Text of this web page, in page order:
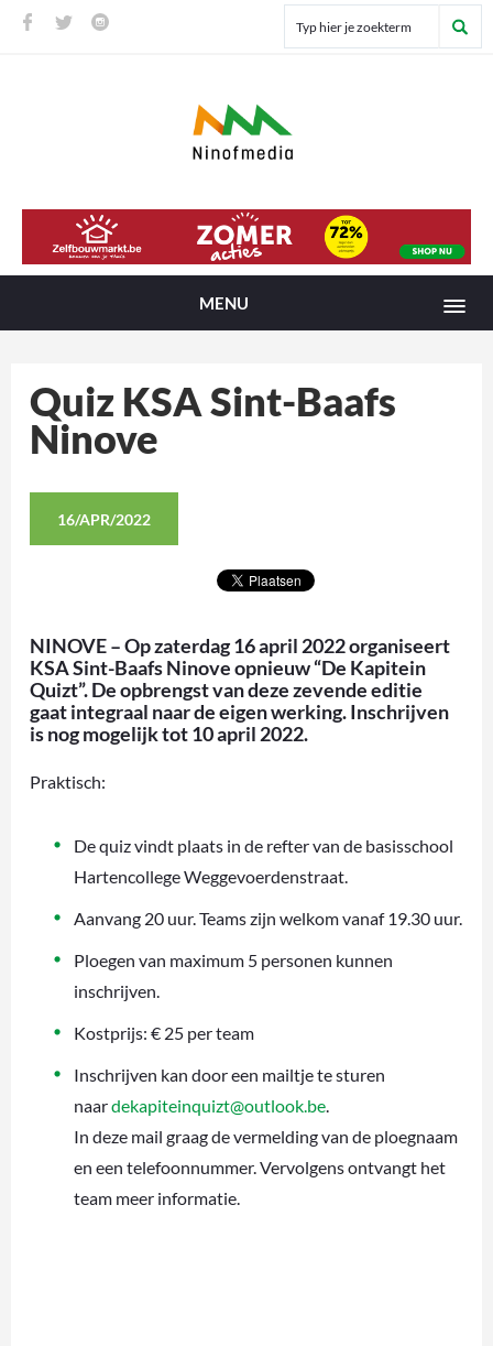
MENU
Quiz KSA Sint-Baafs
Ninove
16/APR/2022
NINOVE – Op zaterdag 16 april 2022 organiseert
KSA Sint-Baafs Ninove opnieuw “De Kapitein
Quizt”. De opbrengst van deze zevende editie
gaat integraal naar de eigen werking. Inschrijven
is nog mogelijk tot 10 april 2022.
Praktisch:
De quiz vindt plaats in de refter van de basisschool
Hartencollege Weggevoerdenstraat.
Aanvang 20 uur. Teams zijn welkom vanaf 19.30 uur.
Ploegen van maximum 5 personen kunnen
inschrijven.
Kostprijs: € 25 per team
Inschrijven kan door een mailtje te sturen
naardekapiteinquizt@outlook.be
In deze mail graag de vermelding van de ploegnaam
en een telefoonnummer. Vervolgens ontvangt het
team meer informatie.